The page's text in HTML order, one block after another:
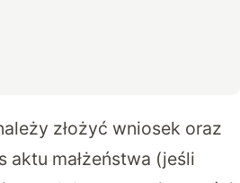
złożyć wniosek oraz
małżeństwa (jeśli